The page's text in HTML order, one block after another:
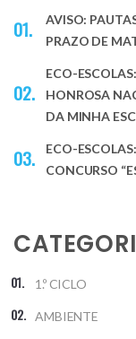
AVISO:
PRAZO DE
ECO-
HONROSA
DA MINHA
ECO-
CONCURSO
1.º CICLO
AMBIENTE